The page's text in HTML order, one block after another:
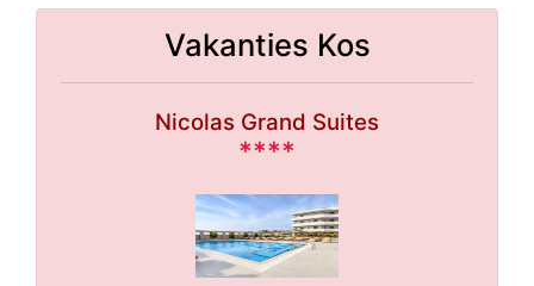
Vakanties Kos
Nicolas Grand Suites
****